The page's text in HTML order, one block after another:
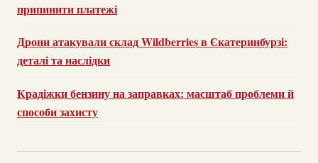
припинити платежі
Дрони атакували склад Wildberries в Єкатеринбурзі:
деталі та наслідки
Крадіжки бензину на заправках: масштаб проблеми й
способи захисту